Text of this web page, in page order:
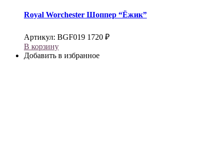
Royal Worchester Шоппер “Ёжик”
Артикул: BGF019 1720 ₽
В корзину
Добавить в избранное